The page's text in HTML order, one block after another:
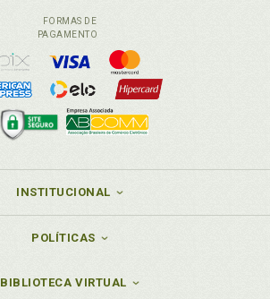
FORMAS DE
PAGAMENTO
INSTITUCIONAL
POLÍTICAS
BIBLIOTECA VIRTUAL